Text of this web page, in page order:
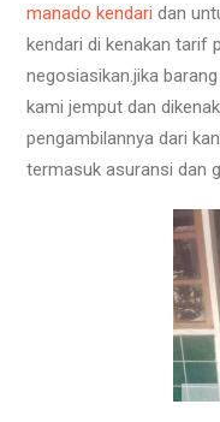
manado kendari dan
kendari di kenakan tarif
negosiasikan.jika
kami jemput dan
pengambilannya dari
termasuk asuransi dan